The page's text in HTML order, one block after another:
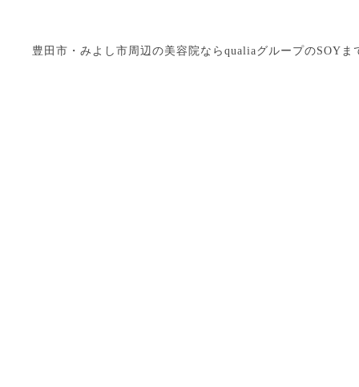
豊田市・みよし市周辺の美容院ならqualiaグループのSOY